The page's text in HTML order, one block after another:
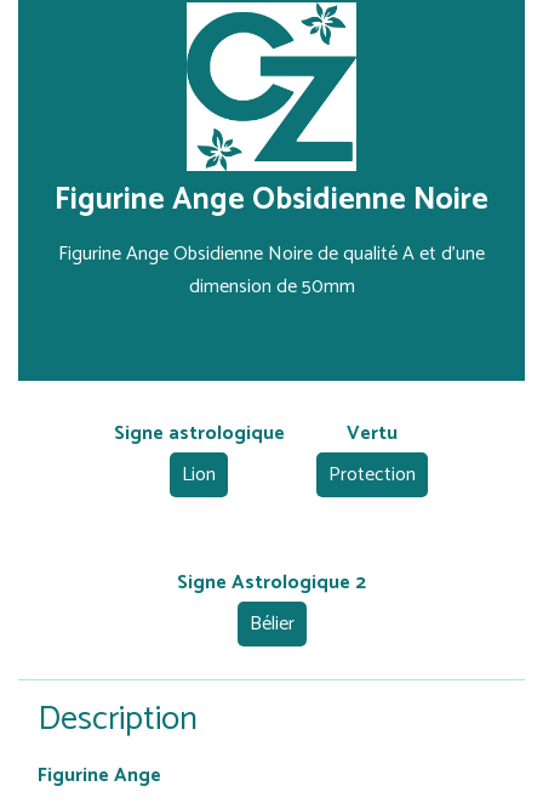
Figurine Ange Obsidienne Noire
Figurine Ange Obsidienne Noire de qualité A et d'une
dimension de 50mm
Signe astrologique
Lion
Vertu
Protection
Signe Astrologique 2
Bélier
Description
Figurine Ange